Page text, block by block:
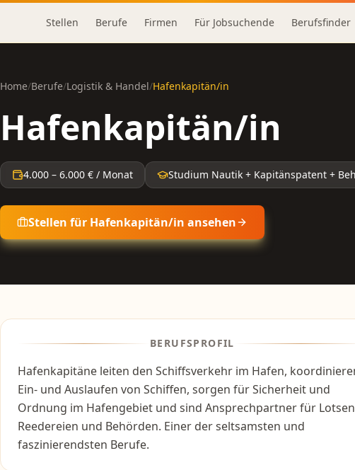
Stellen Berufe Firmen Für Jobsuchende Berufsfinder
Home/Berufe/Logistik & Handel/Hafenkapitän/in
Hafenkapitän/in
4.000 – 6.000 € / Monat Studium Nautik + Kapitänspatent +
Stellen für Hafenkapitän/in ansehen
BERUFSPROFIL
Hafenkapitäne leiten den Schiffsverkehr im Hafen,
Ein- und Auslaufen von Schiffen, sorgen für Sicherheit und
Ordnung im Hafengebiet und sind Ansprechpartner für
Reedereien und Behörden. Einer der seltsamsten und
faszinierendsten Berufe.